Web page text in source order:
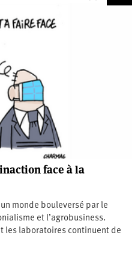
face à la
monde bouleversé par le
et l’agrobusiness.
les laboratoires continuent de